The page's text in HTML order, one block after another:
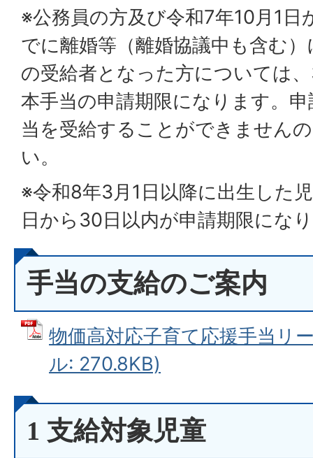
※公務員の方及び令和7年10月1日
でに離婚等（離婚協議中も含む
の受給者となった方については
本手当の申請期限になります。
当を受給することができません
い。
※令和8年3月1日以降に出生した
日から30日以内が申請期限にな
手当の支給のご案内
物価高対応子育て応援手当リ
ル: 270.8KB)
1 支給対象児童